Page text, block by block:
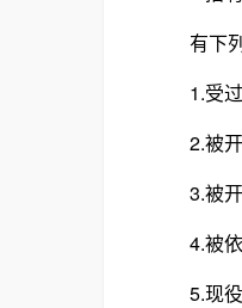
有下列
1.受过
2.被开
3.被开
4.被依
5.现役